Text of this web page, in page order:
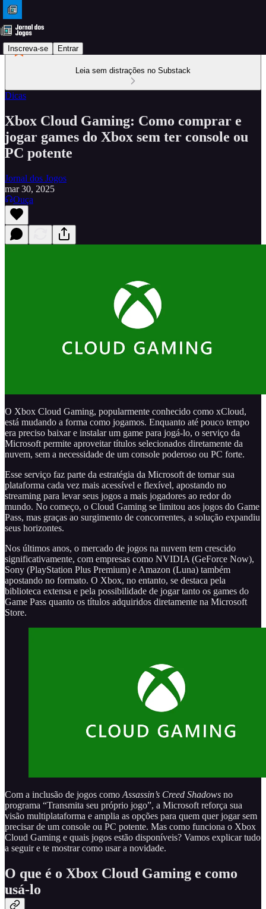
Inscreva-se Entrar
Leia sem distrações no Substack
Dicas
Xbox Cloud Gaming: Como comprar e
jogar games do Xbox sem ter console ou
PC potente
Jornal dos Jogos
mar 30, 2025
Ouça
O Xbox Cloud Gaming, popularmente conhecido como xCloud,
está mudando a forma como jogamos. Enquanto até pouco tempo
era preciso baixar e instalar um game para jogá-lo, o serviço da
Microsoft permite aproveitar títulos selecionados diretamente da
nuvem, sem a necessidade de um console poderoso ou PC forte.
Esse serviço faz parte da estratégia da Microsoft de tornar sua
plataforma cada vez mais acessível e flexível, apostando no
streaming para levar seus jogos a mais jogadores ao redor do
mundo. No começo, o Cloud Gaming se limitou aos jogos do Game
Pass, mas graças ao surgimento de concorrentes, a solução expandiu
seus horizontes.
Nos últimos anos, o mercado de jogos na nuvem tem crescido
significativamente, com empresas como NVIDIA (GeForce Now),
Sony (PlayStation Plus Premium) e Amazon (Luna) também
apostando no formato. O Xbox, no entanto, se destaca pela
biblioteca extensa e pela possibilidade de jogar tanto os games do
Game Pass quanto os títulos adquiridos diretamente na Microsoft
Store.
Com a inclusão de jogos como Assassin’s Creed Shadows no
programa “Transmita seu próprio jogo”, a Microsoft reforça sua
visão multiplataforma e amplia as opções para quem quer jogar sem
precisar de um console ou PC potente. Mas como funciona o Xbox
Cloud Gaming e quais jogos estão disponíveis? Vamos explicar tudo
a seguir e te mostrar como usar a novidade.
O que é o Xbox Cloud Gaming e como
usá-lo